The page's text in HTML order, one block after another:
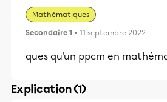
Mathématiques
Secondaire 1 • 11 septembre 2022
ques qu'un ppcm en
Explication (1)